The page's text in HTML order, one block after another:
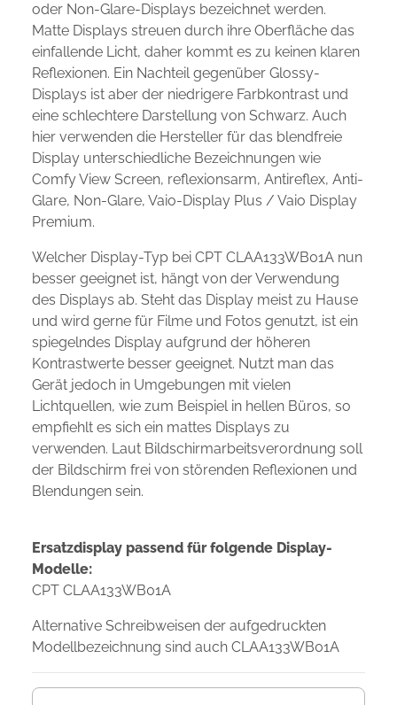
oder Non-Glare-Displays bezeichnet werden.
Matte Displays streuen durch ihre Oberfläche das
einfallende Licht, daher kommt es zu keinen klaren
Reflexionen. Ein Nachteil gegenüber Glossy-
Displays ist aber der niedrigere Farbkontrast und
eine schlechtere Darstellung von Schwarz. Auch
hier verwenden die Hersteller für das blendfreie
Display unterschiedliche Bezeichnungen wie
Comfy View Screen, reflexionsarm, Antireflex, Anti-
Glare, Non-Glare, Vaio-Display Plus / Vaio Display
Premium.
Welcher Display-Typ bei CPT CLAA133WB01A nun
besser geeignet ist, hängt von der Verwendung
des Displays ab. Steht das Display meist zu Hause
und wird gerne für Filme und Fotos genutzt, ist ein
spiegelndes Display aufgrund der höheren
Kontrastwerte besser geeignet. Nutzt man das
Gerät jedoch in Umgebungen mit vielen
Lichtquellen, wie zum Beispiel in hellen Büros, so
empfiehlt es sich ein mattes Displays zu
verwenden. Laut Bildschirmarbeitsverordnung soll
der Bildschirm frei von störenden Reflexionen und
Blendungen sein.
Ersatzdisplay passend für folgende Display-
Modelle:
CPT CLAA133WB01A
Alternative Schreibweisen der aufgedruckten
Modellbezeichnung sind auch CLAA133WB01A